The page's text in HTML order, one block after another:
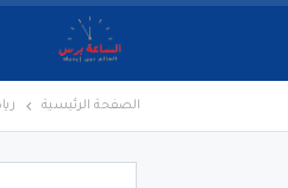
الصفحة الرئيسية